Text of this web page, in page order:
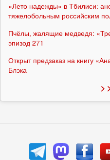
«Лето надежды» в Тбилиси:
тяжелобольным российским
Пчёлы, жалящие медведя:
эпизод 271
Открыт предзаказ на книгу
Блэка
>